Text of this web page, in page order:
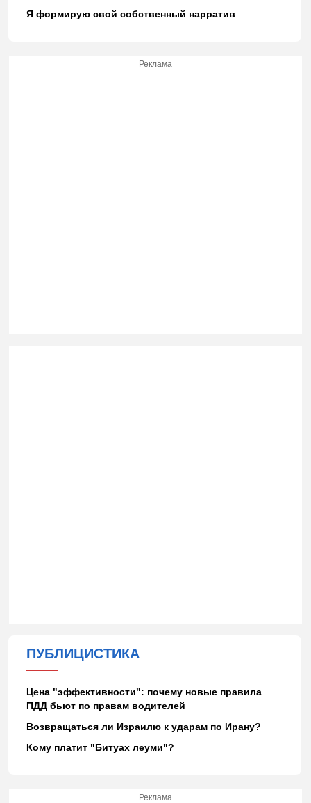
Я формирую свой собственный нарратив
Реклама
ПУБЛИЦИСТИКА
Цена "эффективности": почему новые правила
ПДД бьют по правам водителей
Возвращаться ли Израилю к ударам по Ирану?
Кому платит "Битуах леуми"?
Реклама